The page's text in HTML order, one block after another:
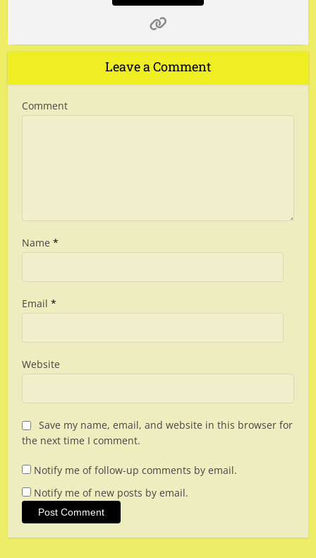
Leave a Comment
Comment
Name*
Email*
Website
Save my name, email, and website in this browser for
the next time I comment.
Notify me of follow-up comments by email.
Notify me of new posts by email.